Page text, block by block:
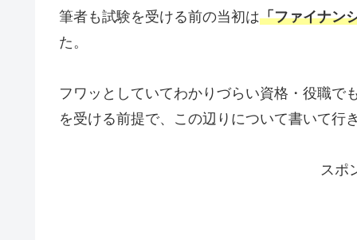
筆者も試験を受ける前の当初は「ファイナン
た。
フワッとしていてわかりづらい資格・役職で
を受ける前提で、この辺りについて書いて行
スポ